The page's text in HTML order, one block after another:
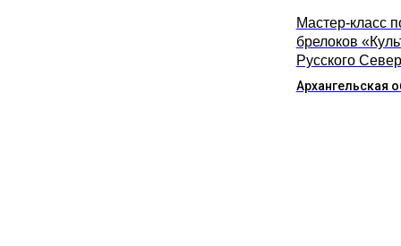
Мастер-класс
брелоков
Русского
Архангельская